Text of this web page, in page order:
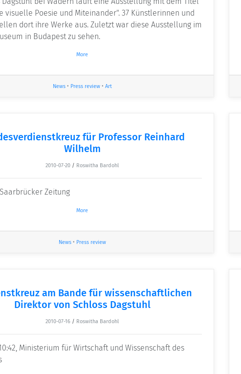
visuelle Poesie und Miteinander". 37 Künstlerinnen und
dort ihre Werke aus. Zuletzt war diese Ausstellung im
in Budapest zu sehen.
More
News• Press review• Art
für Professor Reinhard
Wilhelm
2010-07-20 / Roswitha Bardohl
Zeitung
More
News• Press review
am Bande für wissenschaftlichen
Direktor von Schloss Dagstuhl
2010-07-16 / Roswitha Bardohl
Ministerium für Wirtschaft und Wissenschaft des